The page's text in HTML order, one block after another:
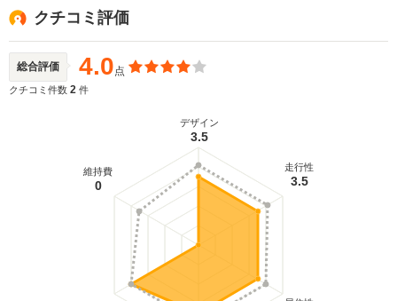
クチコミ評価
総合評価 4.0点
クチコミ件数 2 件
デザイン
3.5
走行性
3.5
維持費
0